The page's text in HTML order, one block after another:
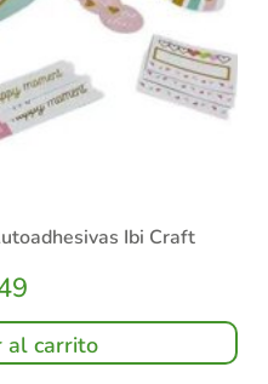
Ibi Craft
al carrito